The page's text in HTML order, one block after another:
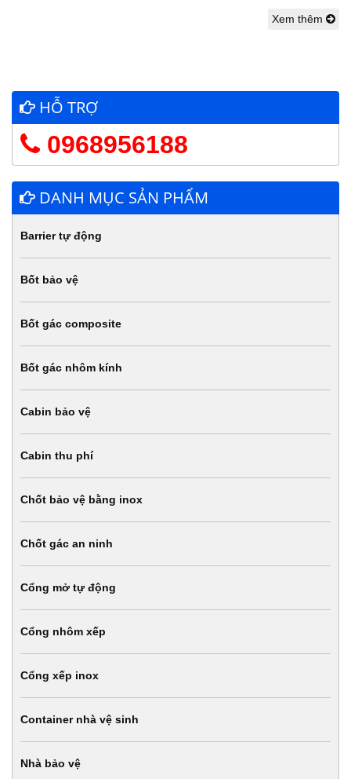
Xem thêm
HỖ TRỢ
0968956188
DANH MỤC SẢN PHẨM
Barrier tự động
Bốt bảo vệ
Bốt gác composite
Bốt gác nhôm kính
Cabin bảo vệ
Cabin thu phí
Chốt bảo vệ bằng inox
Chốt gác an ninh
Cổng mở tự động
Cổng nhôm xếp
Cổng xếp inox
Container nhà vệ sinh
Nhà bảo vệ